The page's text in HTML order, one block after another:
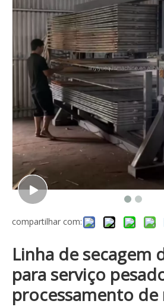
compartilhar com:
Linha de secagem
para serviço
processamento de